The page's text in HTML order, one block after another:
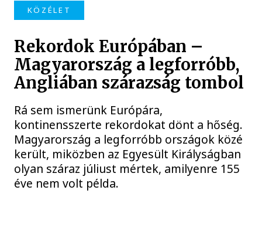
KÖZÉLET
Rekordok Európában –
Magyarország a legforróbb,
Angliában szárazság tombol
Rá sem ismerünk Európára,
kontinensszerte rekordokat dönt a hőség.
Magyarország a legforróbb országok közé
került, miközben az Egyesült Királyságban
olyan száraz júliust mértek, amilyenre 155
éve nem volt példa.